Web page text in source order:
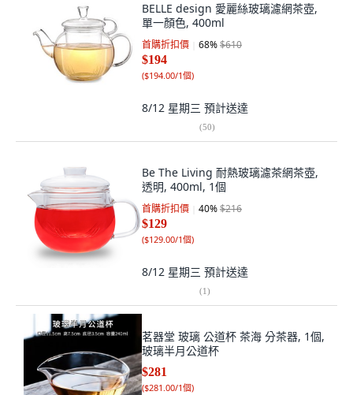
BELLE design 愛麗絲玻璃濾網茶壺,
單一顏色, 400ml
首購折扣價 68%$610
$194
($194.00/1個)
8/12 星期三 預計送達
(50)
Be The Living 耐熱玻璃濾茶網茶壺,
透明, 400ml, 1個
首購折扣價 40%$216
$129
($129.00/1個)
8/12 星期三 預計送達
(1)
茗器堂 玻璃 公道杯 茶海 分茶器, 1個,
玻璃半月公道杯
$281
($281.00/1個)